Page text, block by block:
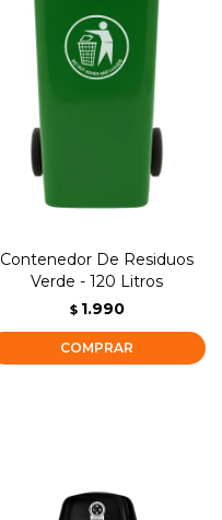
Contenedor De Residuos
Verde - 120 Litros
$ 1.990